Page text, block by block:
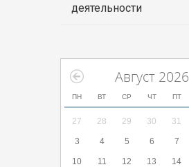
деятельности
Август 2026
ПН ВТ СР ЧТ ПТ
27 28 29 30 31
3 4 5 6 7
10 11 12 13 14